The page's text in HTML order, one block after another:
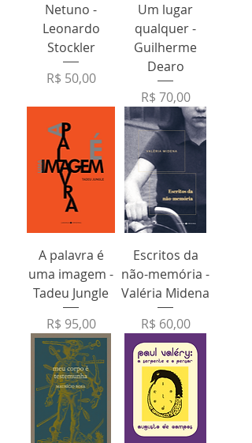
Netuno -
Leonardo
Stockler
Preço
R$ 50,00
Um lugar
qualquer -
Guilherme
Dearo
Preço
R$ 70,00
A palavra é
uma imagem -
Tadeu Jungle
Preço
R$ 95,00
Escritos da
não-memória -
Valéria Midena
Preço
R$ 60,00